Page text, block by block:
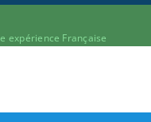
expérience Française